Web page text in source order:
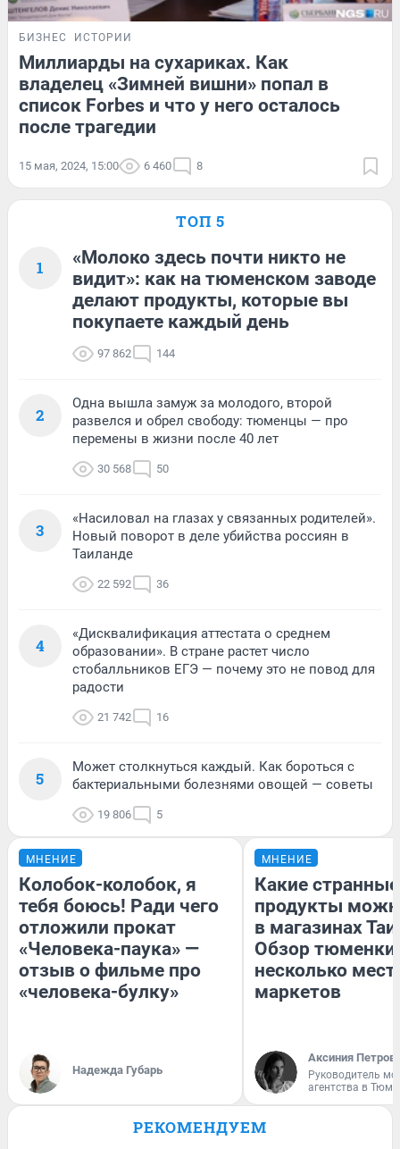
БИЗНЕС ИСТОРИИ
Миллиарды на сухариках. Как
владелец «Зимней вишни» попал в
список Forbes и что у него осталось
после трагедии
15 мая, 2024, 15:00 6 460 8
ТОП 5
1
«Молоко здесь почти никто не
видит»: как на тюменском заводе
делают продукты, которые вы
покупаете каждый день
97 862 144
2
Одна вышла замуж за молодого, второй
развелся и обрел свободу: тюменцы — про
перемены в жизни после 40 лет
30 568 50
3
«Насиловал на глазах у связанных родителей».
Новый поворот в деле убийства россиян в
Таиланде
22 592 36
4
«Дисквалификация аттестата о среднем
образовании». В стране растет число
стобалльников ЕГЭ — почему это не повод для
радости
21 742 16
5
Может столкнуться каждый. Как бороться с
бактериальными болезнями овощей — советы
19 806 5
МНЕНИЕ
Колобок-колобок, я
тебя боюсь! Ради чего
отложили прокат
«Человека-паука» —
отзыв о фильме про
«человека-булку»
Надежда Губарь
МНЕНИЕ
Какие странные
продукты
в магазинах
Обзор тюменки
несколько
маркетов
Аксиния
Руководитель
агентства в
РЕКОМЕНДУЕМ